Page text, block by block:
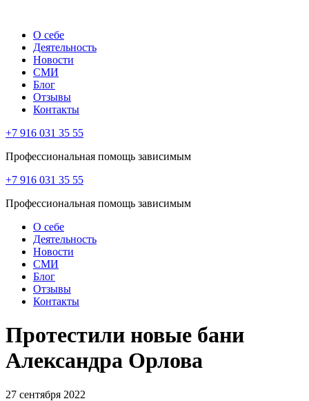
О себе
Деятельность
Новости
СМИ
Блог
Отзывы
Контакты
+7 916 031 35 55
Профессиональная помощь зависимым
+7 916 031 35 55
Профессиональная помощь зависимым
О себе
Деятельность
Новости
СМИ
Блог
Отзывы
Контакты
Протестили новые бани
Александра Орлова
27 сентября 2022